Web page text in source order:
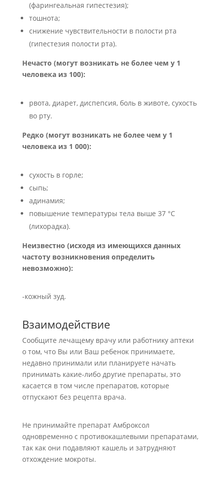
(фарингеальная гипестезия);
тошнота;
снижение чувствительности в полости рта
(гипестезия полости рта).
Нечасто (могут возникать не более чем у 1
человека из 100):
рвота, диарет, диспепсия, боль в животе, сухость
во рту.
Редко (могут возникать не более чем у 1
человека из 1 000):
сухость в горле;
сыпь;
адинамия;
повышение температуры тела выше 37 °C
(лихорадка).
Неизвестно (исходя из имеющихся данных
частоту возникновения определить
невозможно):
-кожный зуд.
Взаимодействие
Сообщите лечащему врачу или работнику аптеки
о том, что Вы или Ваш ребенок принимаете,
недавно принимали или планируете начать
принимать какие-либо другие препараты, это
касается в том числе препаратов, которые
отпускают без рецепта врача.
Не принимайте препарат Амброксол
одновременно с противокашлевыми препаратами,
так как они подавляют кашель и затрудняют
отхождение мокроты.